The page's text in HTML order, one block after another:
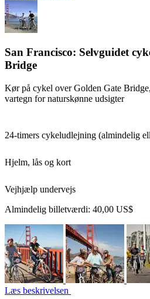
San Francisco: Selvguidet
Bridge
Kør på cykel over Golden Gate
vartegn for naturskønne udsigter
24-timers cykeludlejning (almindelig
Hjelm, lås og kort
Vejhjælp undervejs
Almindelig billetværdi: 40,00 US$
Læs beskrivelsen